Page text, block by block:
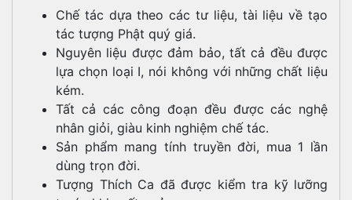
Chế tác dựa theo các tư liệu, tài liệu về tạo
tác tượng Phật quý giá.
Nguyên liệu được đảm bảo, tất cả đều được
lựa chọn loại I, nói không với những chất liệu
kém.
Tất cả các công đoạn đều được các nghệ
nhân giỏi, giàu kinh nghiệm chế tác.
Sản phẩm mang tính truyền đời, mua 1 lần
dùng trọn đời.
Tượng Thích Ca đã được kiểm tra kỹ lưỡng